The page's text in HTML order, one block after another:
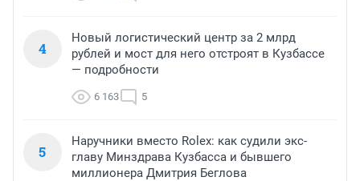
4
Новый логистический центр за 2 млрд
рублей и мост для него отстроят в Кузбассе
— подробности
6 163 5
5
Наручники вместо Rolex: как судили экс-
главу Минздрава Кузбасса и бывшего
миллионера Дмитрия Беглова